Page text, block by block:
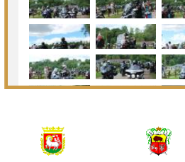
Powiat Siemiatycki Siemiatycze